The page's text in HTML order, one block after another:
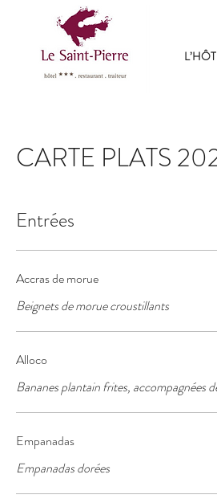
CARTE PLATS
Entrées
Accras de morue
Beignets de morue croustillants
Alloco
Bananes plantain frites, accompagnées
Empanadas
Empanadas dorées